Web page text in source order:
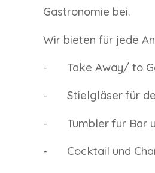
Gastronomie bei.
Wir bieten für jede
-
Take Away/ to
-
Stielgläser für
-
Tumbler für Bar
-
Cocktail und